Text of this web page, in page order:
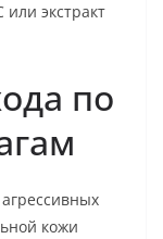
экстракт
по
кожи